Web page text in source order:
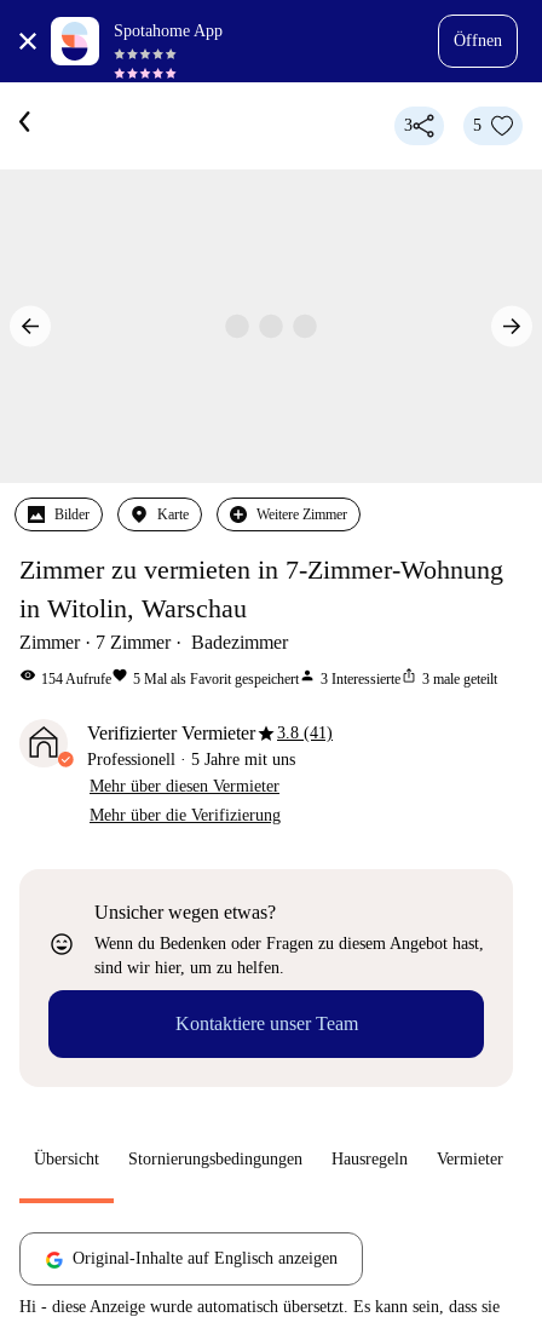
Spotahome App
Öffnen
3 5
Bilder Karte Weitere Zimmer
Zimmer zu vermieten in 7-Zimmer-Wohnung
in Witolin, Warschau
Zimmer 7 Zimmer Badezimmer
visibility 154Aufrufefavorite 5 Mal als Favorit gespeichertperson 3 Interessierteios_share 3 male geteilt
Verifizierter Vermieterstar3.8 (41)
Professionell · 5 Jahre mit uns
Mehr über diesen Vermieter
Mehr über die Verifizierung
sentiment_very_satisfied
Unsicher wegen etwas?
Wenn du Bedenken oder Fragen zu diesem Angebot hast,
sind wir hier, um zu helfen.
Kontaktiere unser Team
Übersicht Stornierungsbedingungen Hausregeln Vermieter
Original-Inhalte auf Englisch anzeigen
Hi - diese Anzeige wurde automatisch übersetzt. Es kann sein, dass sie